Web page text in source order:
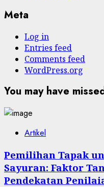
Meta
Log in
Entries feed
Comments feed
WordPress.org
You may have
Artikel
Pemilihan Tapak
Sayuran: Faktor
Pendekatan